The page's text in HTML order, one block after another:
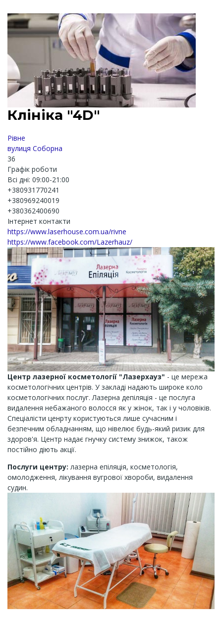
Клініка "4D"
Рівне
вулиця Соборна
36
Графік роботи
Всі дні: 09:00-21:00
+380931770241
+380969240019
+380362400690
Інтернет контакти
https://www.laserhouse.com.ua/rivne
https://www.facebook.com/Lazerhauz/
Центр лазерної косметології "Лазерхауз" - це мережа
косметологічних центрів. У закладі надають широке коло
косметологічних послуг. Лазерна депіляція - це послуга
видалення небажаного волосся як у жінок, так і у чоловіків.
Спеціалісти ценрту користуються лише сучасним і
безпечним обладнанням, що нівелює будь-який ризик для
здоров'я. Центр надає гнучку систему знижок, також
постійно діють акції.
Послуги центру: лазерна епіляція, косметологія,
омолодження, лікування вугрової хвороби, видалення
судин.